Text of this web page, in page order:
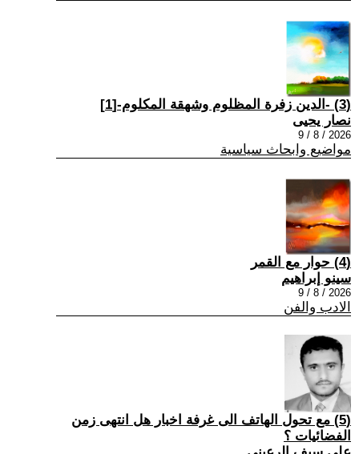
(3) -الدين زفرة المظلوم وشهقة المكلوم-[1]
نصار يحيى
2026 / 8 / 9
مواضيع وابحاث سياسية
(4) حوار مع القمر
سينو إبراهيم
2026 / 8 / 9
الادب والفن
(5) مع تحول الهاتف الى غرفة اخبار هل انتهى زمن
الفضائيات ؟